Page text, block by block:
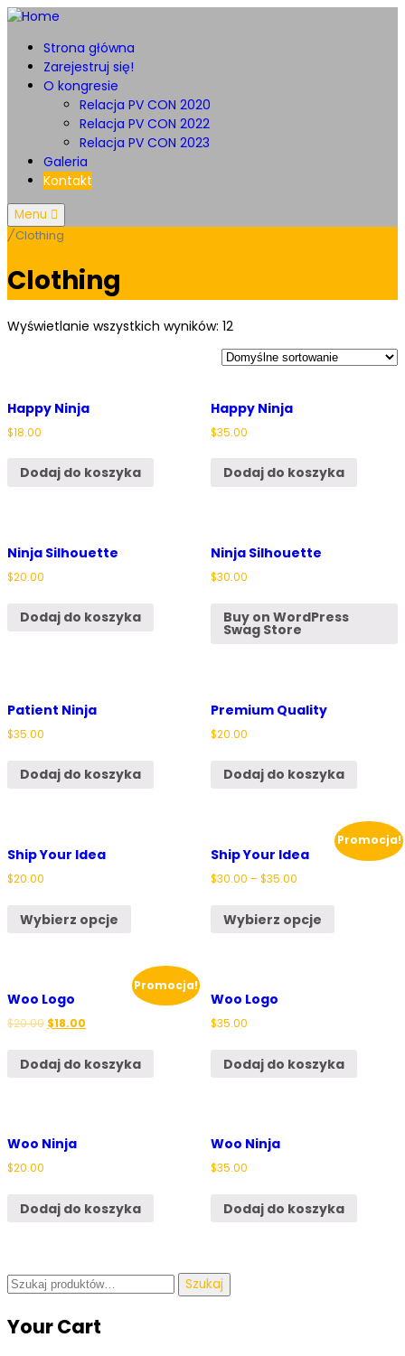
Strona główna
Zarejestruj się!
O kongresie
Relacja PV CON 2020
Relacja PV CON 2022
Relacja PV CON 2023
Galeria
Kontakt
Menu
/Clothing
Clothing
Wyświetlanie wszystkich wyników: 12
Happy Ninja
$18.00
Dodaj do koszyka
Happy Ninja
$35.00
Dodaj do koszyka
Ninja Silhouette
$20.00
Dodaj do koszyka
Ninja Silhouette
$30.00
Buy on WordPress
Swag Store
Patient Ninja
$35.00
Dodaj do koszyka
Premium Quality
$20.00
Dodaj do koszyka
Ship Your Idea
$20.00
Wybierz opcje
Promocja!
Ship Your Idea
$30.00 –$35.00
Wybierz opcje
Promocja!
Woo Logo
$20.00 $18.00
Dodaj do koszyka
Woo Logo
$35.00
Dodaj do koszyka
Woo Ninja
$20.00
Dodaj do koszyka
Woo Ninja
$35.00
Dodaj do koszyka
Szukaj: Szukaj
YourCart